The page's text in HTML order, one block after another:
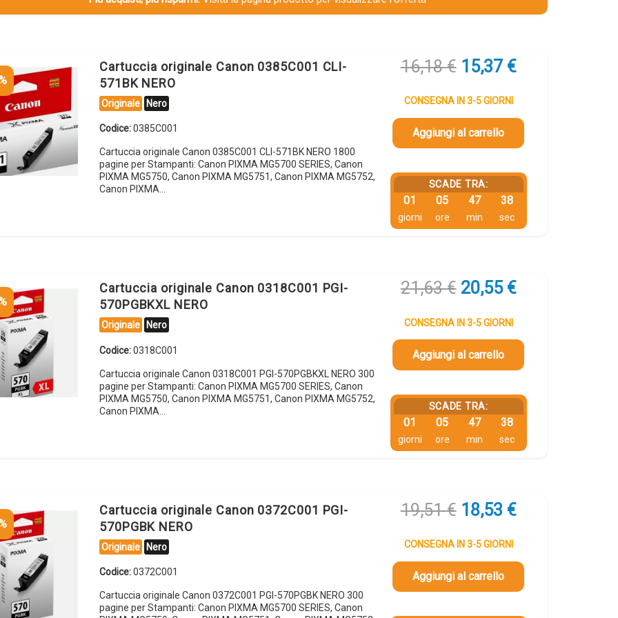
Cartuccia originale Canon 0385C001 CLI-
571BK NERO
Originale Nero
Codice:0385C001
Cartuccia originale Canon 0385C001 CLI-571BK NERO 1800
pagine per Stampanti: Canon PIXMA MG5700 SERIES, Canon
PIXMA MG5750, Canon PIXMA MG5751, Canon PIXMA MG5752,
Canon PIXMA…
16,18€ Il
originale
era:
16,18 €.
15,37 €Il
è:
CONSEGNA IN 3-5 GIORNI
Aggiungi al carrello
SCADE TRA:
01
giorni
05
ore
47
min
37
sec
Cartuccia originale Canon 0318C001 PGI-
570PGBKXL NERO
Originale Nero
Codice:0318C001
Cartuccia originale Canon 0318C001 PGI-570PGBKXL NERO 300
pagine per Stampanti: Canon PIXMA MG5700 SERIES, Canon
PIXMA MG5750, Canon PIXMA MG5751, Canon PIXMA MG5752,
Canon PIXMA…
21,63€ Il
originale
era:
21,63 €.
20,55 €Il
è:
CONSEGNA IN 3-5 GIORNI
Aggiungi al carrello
SCADE TRA:
01
giorni
05
ore
47
min
37
sec
Cartuccia originale Canon 0372C001 PGI-
570PGBK NERO
Originale Nero
Codice:0372C001
Cartuccia originale Canon 0372C001 PGI-570PGBK NERO 300
pagine per Stampanti: Canon PIXMA MG5700 SERIES, Canon
19,51€ Il
originale
era:
19,51 €.
18,53 €Il
è:
CONSEGNA IN 3-5 GIORNI
Aggiungi al carrello